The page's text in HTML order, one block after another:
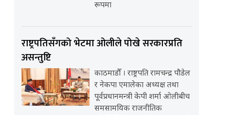
रूपमा
राष्ट्रपतिसँगको भेटमा ओलीले पोखे सरकारप्रति
असन्तुष्टि
काठमाडौँ । राष्ट्रपति रामचन्द्र पौडेल
र नेकपा एमालेका अध्यक्ष तथा
पूर्वप्रधानमन्त्री केपी शर्मा ओलीबीच
समसामयिक राजनीतिक